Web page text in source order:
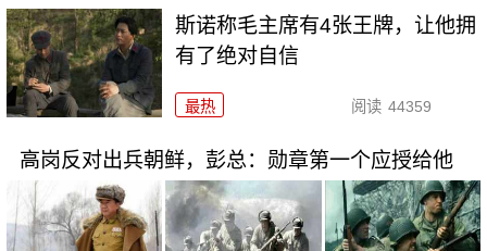
斯诺称毛主席有4张王牌，让他拥
有了绝对自信
最热 阅读 44359
高岗反对出兵朝鲜，彭总：勋章第一个应授给他